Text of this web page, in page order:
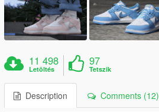
11 498
Letöltés
97
Tetszik
Description Comments (12)